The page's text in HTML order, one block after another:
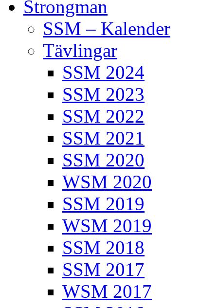
Strongman
SSM – Kalender
Tävlingar
SSM 2024
SSM 2023
SSM 2022
SSM 2021
SSM 2020
WSM 2020
SSM 2019
WSM 2019
SSM 2018
SSM 2017
WSM 2017